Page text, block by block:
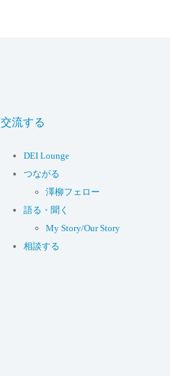
交流する
DEI Lounge
つながる
澤柳フェロー
語る・聞く
My Story/Our Story
相談する